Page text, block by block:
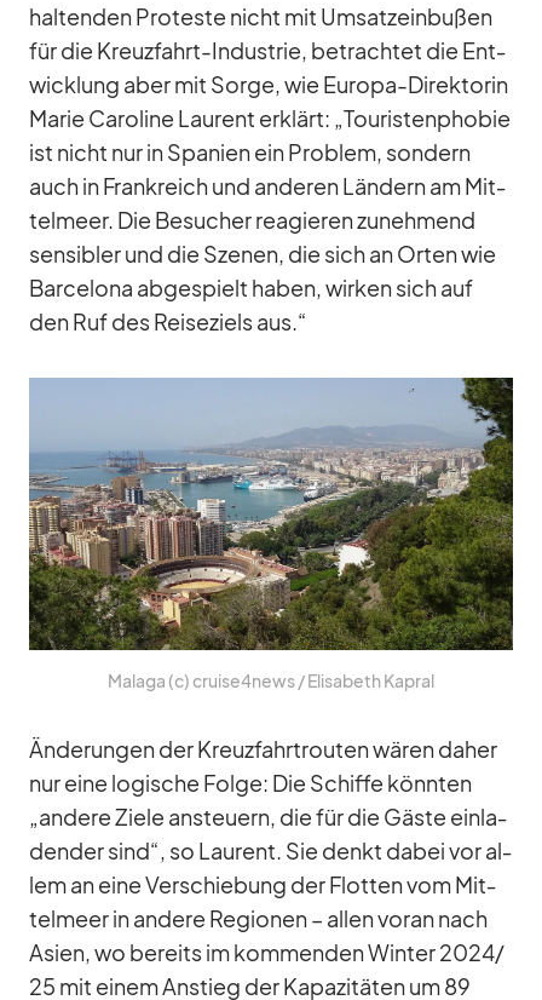
hal­ten­den Pro­teste nicht mit Um­satz­ein­bu­ßen
für die Kreuz­fahrt-In­dus­trie, be­trach­tet die Ent­
wick­lung aber mit Sorge, wie Eu­ropa-Di­rek­to­rin
Ma­rie Ca­ro­line Lau­rent er­klärt: „Tou­ris­ten­pho­bie
ist nicht nur in Spa­nien ein Pro­blem, son­dern
auch in Frank­reich und an­de­ren Län­dern am Mit­
tel­meer. Die Be­su­cher re­agie­ren zu­neh­mend
sen­si­bler und die Sze­nen, die sich an Or­ten wie
Bar­ce­lona ab­ge­spielt ha­ben, wir­ken sich auf
den Ruf des Rei­se­ziels aus.“
Ma­laga (c) cruise4news /​ Eli­sa­beth Ka­pral
Än­de­run­gen der Kreuz­fahrt­rou­ten wä­ren da­her
nur eine lo­gi­sche Folge: Die Schiffe könn­ten
„an­dere Ziele an­steu­ern, die für die Gäste ein­la­
den­der sind“, so Lau­rent. Sie denkt da­bei vor al­
lem an eine Ver­schie­bung der Flot­ten vom Mit­
tel­meer in an­dere Re­gio­nen – al­len voran nach
Asien, wo be­reits im kom­men­den Win­ter 2024/​
25 mit ei­nem An­stieg der Ka­pa­zi­tä­ten um 89